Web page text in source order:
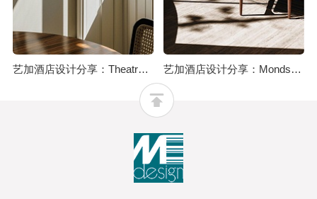
艺加酒店设计分享：Theatro酒店：为历史建筑注入优雅氛围 艺加酒店设计分享：Mondschein花园酒店：集设计、音乐、艺术、文化、正念和自然于一体